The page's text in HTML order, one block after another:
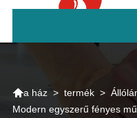
a ház > termék >
Modern egyszerű fényes